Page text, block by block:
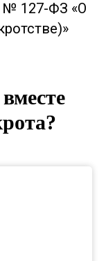
№ 127-ФЗ «О